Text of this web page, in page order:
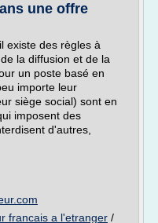
une offre
existe des règles à
la diffusion et de la
un poste basé en
importe leur
siège social) sont en
imposent des
d'autres,
francais a l'etranger /